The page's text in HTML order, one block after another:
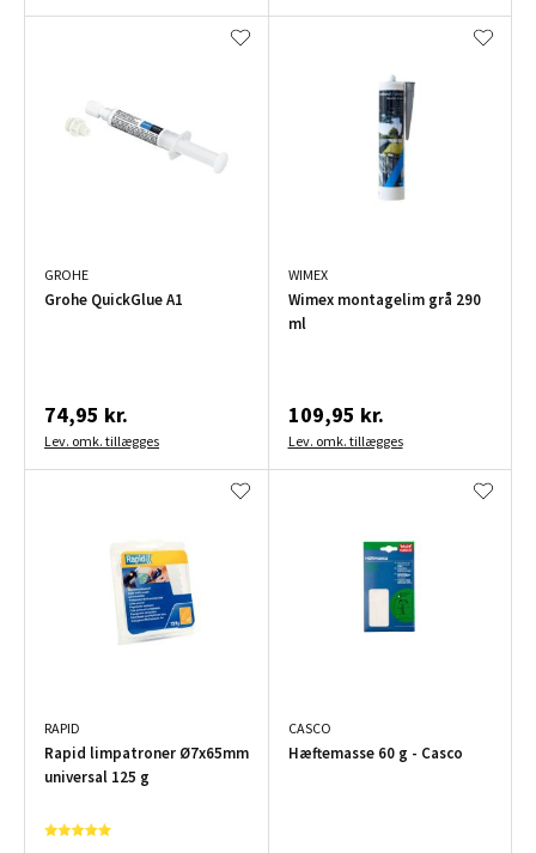
GROHE
Grohe QuickGlue A1
74,95 kr.
Lev. omk. tillægges
WIMEX
Wimex montagelim grå 290
ml
109,95 kr.
Lev. omk. tillægges
RAPID
Rapid limpatroner Ø7x65mm
universal 125 g
CASCO
Hæftemasse 60 g - Casco